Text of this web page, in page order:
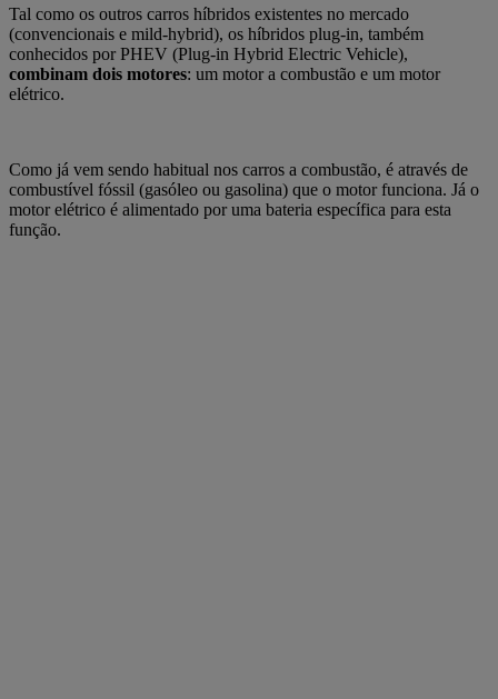
Tal como os outros carros híbridos existentes no mercado
(convencionais e mild-hybrid), os híbridos plug-in, também
conhecidos por PHEV (Plug-in Hybrid Electric Vehicle),
combinam dois motores: um motor a combustão e um motor
elétrico.
Como já vem sendo habitual nos carros a combustão, é através de
combustível fóssil (gasóleo ou gasolina) que o motor funciona. Já o
motor elétrico é alimentado por uma bateria específica para esta
função.